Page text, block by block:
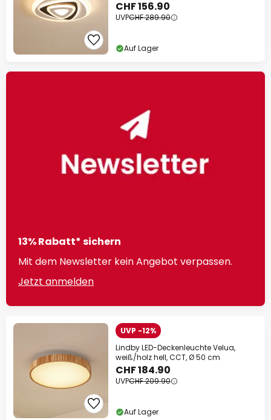
CHF 156.90
UVPCHF 289.90
Auf Lager
13% Rabatt* sichern
Mit dem Newsletter kein Angebot verpassen.
Jetzt anmelden
UVP -12%
Lindby LED-Deckenleuchte Velua,
weiß/holz hell, CCT, Ø 50 cm
CHF 184.90
UVPCHF 209.90
Auf Lager